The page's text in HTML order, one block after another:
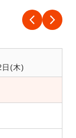
(木)